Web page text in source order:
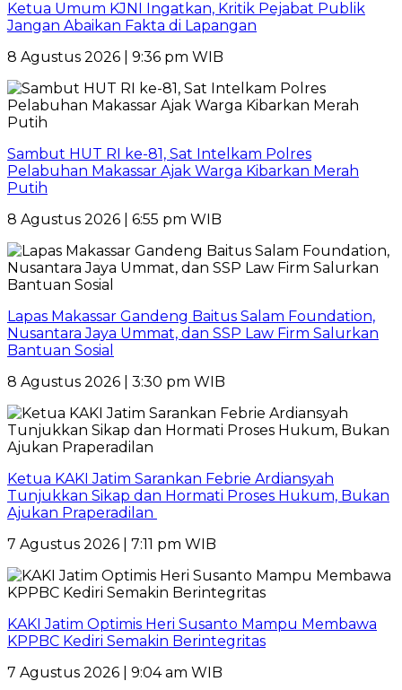
Ketua Umum KJNI Ingatkan, Kritik Pejabat Publik
Jangan Abaikan Fakta di Lapangan
8 Agustus 2026 | 9:36 pm WIB
Sambut HUT RI ke-81, Sat Intelkam Polres
Pelabuhan Makassar Ajak Warga Kibarkan Merah
Putih
8 Agustus 2026 | 6:55 pm WIB
Lapas Makassar Gandeng Baitus Salam Foundation,
Nusantara Jaya Ummat, dan SSP Law Firm Salurkan
Bantuan Sosial
8 Agustus 2026 | 3:30 pm WIB
Ketua KAKI Jatim Sarankan Febrie Ardiansyah
Tunjukkan Sikap dan Hormati Proses Hukum, Bukan
Ajukan Praperadilan
7 Agustus 2026 | 7:11 pm WIB
KAKI Jatim Optimis Heri Susanto Mampu Membawa
KPPBC Kediri Semakin Berintegritas
7 Agustus 2026 | 9:04 am WIB